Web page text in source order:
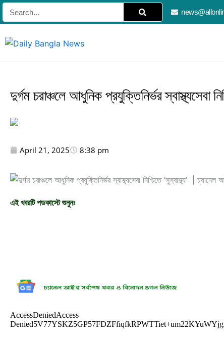
Skip
to
Search
দুর্গম চরাঞ্চলে আধুনিক প্রযুক্তিনির্ভর স্বাস্থ্যসেবা
April 21, 2025 8:38 pm
এই খবরটি পডকাস্টে শুনুনঃ